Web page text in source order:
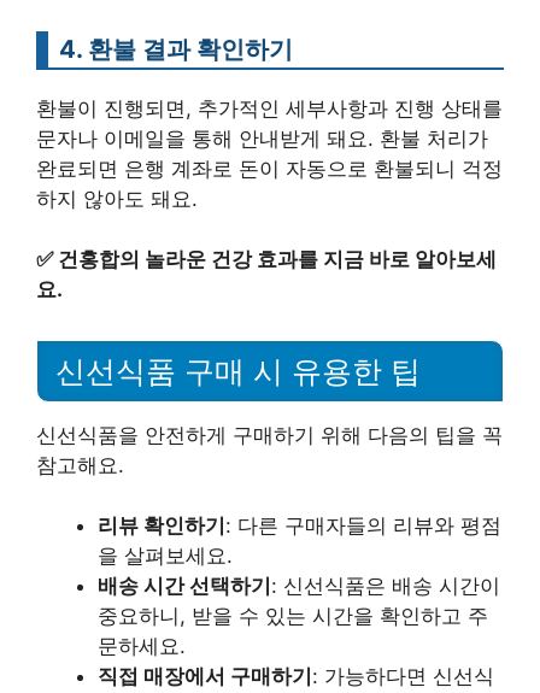
4. 환불 결과 확인하기
환불이 진행되면, 추가적인 세부사항과 진행 상태를
문자나 이메일을 통해 안내받게 돼요. 환불 처리가
완료되면 은행 계좌로 돈이 자동으로 환불되니 걱정
하지 않아도 돼요.
✅ 건홍합의 놀라운 건강 효과를 지금 바로 알아보세
요.
신선식품 구매 시 유용한 팁
신선식품을 안전하게 구매하기 위해 다음의 팁을 꼭
참고해요.
리뷰 확인하기 : 다른 구매자들의 리뷰와 평점
을 살펴보세요.
배송 시간 선택하기 : 신선식품은 배송 시간이
중요하니, 받을 수 있는 시간을 확인하고 주
문하세요.
직접 매장에서 구매하기 : 가능하다면 신선식